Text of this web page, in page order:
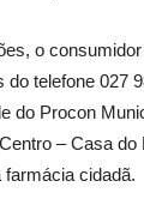
o
telefone 027
do Procon
– Casa do
cidadã.